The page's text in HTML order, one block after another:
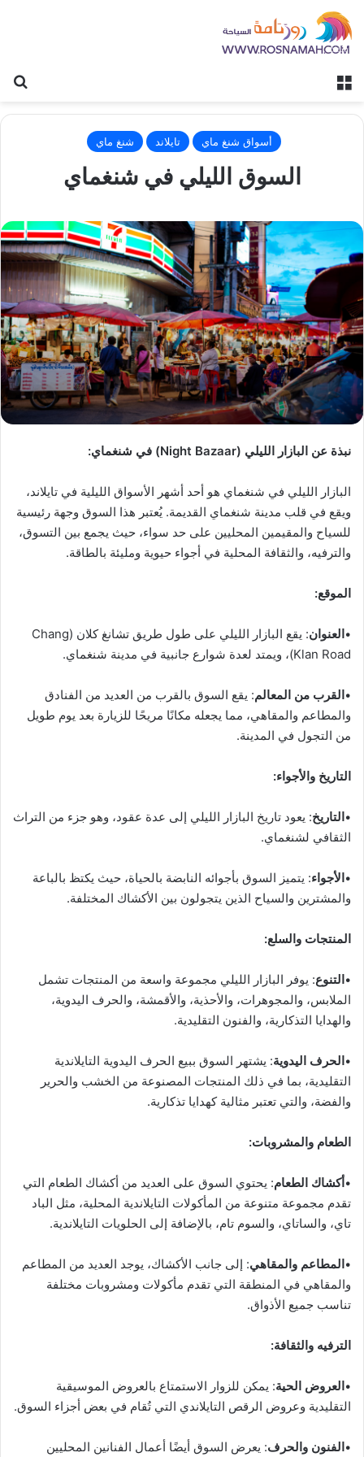
أسواق شنغ ماي تايلاند شنغ ماي
السوق الليلي في شنغماي
نبذة عن البازار الليلي (Night Bazaar) في شنغماي:
البازار الليلي في شنغماي هو أحد أشهر الأسواق الليلية في تايلاند،
ويقع في قلب مدينة شنغماي القديمة. يُعتبر هذا السوق وجهة رئيسية
للسياح والمقيمين المحليين على حد سواء، حيث يجمع بين التسوق،
والترفيه، والثقافة المحلية في أجواء حيوية ومليئة بالطاقة.
الموقع:
• العنوان
: يقع البازار الليلي على طول طريق تشانغ كلان (Chang
Klan Road)، ويمتد لعدة شوارع جانبية في مدينة شنغماي.
• القرب من المعالم: يقع السوق بالقرب من العديد من الفنادق
والمطاعم والمقاهي، مما يجعله مكانًا مريحًا للزيارة بعد يوم طويل
من التجول في المدينة.
التاريخ والأجواء:
• التاريخ: يعود تاريخ البازار الليلي إلى عدة عقود، وهو جزء من التراث
الثقافي لشنغماي.
• الأجواء: يتميز السوق بأجوائه النابضة بالحياة، حيث يكتظ بالباعة
والمشترين والسياح الذين يتجولون بين الأكشاك المختلفة.
المنتجات والسلع:
• التنوع: يوفر البازار الليلي مجموعة واسعة من المنتجات تشمل
الملابس، والمجوهرات، والأحذية، والأقمشة، والحرف اليدوية،
والهدايا التذكارية، والفنون التقليدية.
• الحرف اليدوية: يشتهر السوق ببيع الحرف اليدوية التايلاندية
التقليدية، بما في ذلك المنتجات المصنوعة من الخشب والحرير
والفضة، والتي تعتبر مثالية كهدايا تذكارية.
الطعام والمشروبات:
• أكشاك الطعام: يحتوي السوق على العديد من أكشاك الطعام التي
تقدم مجموعة متنوعة من المأكولات التايلاندية المحلية، مثل الباد
تاي، والساتاي، والسوم تام، بالإضافة إلى الحلويات التايلاندية.
• المطاعم والمقاهي: إلى جانب الأكشاك، يوجد العديد من المطاعم
والمقاهي في المنطقة التي تقدم مأكولات ومشروبات مختلفة
تناسب جميع الأذواق.
الترفيه والثقافة:
• العروض الحية: يمكن للزوار الاستمتاع بالعروض الموسيقية
التقليدية وعروض الرقص التايلاندي التي تُقام في بعض أجزاء السوق.
• الفنون والحرف: يعرض السوق أيضًا أعمال الفنانين المحليين